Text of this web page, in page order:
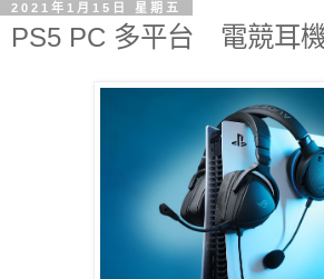
2021年1月15日 星期五
PS5 PC 多平台 電競耳